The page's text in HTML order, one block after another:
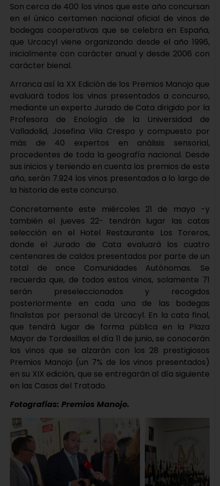
Son cerca de 400 los vinos que este año concursan
en el único certamen nacional oficial de vinos de
bodegas cooperativas que se celebra en España,
que Urcacyl viene organizando desde el año 1996,
inicialmente con carácter anual y desde 2006 con
carácter bienal.
Arranca así la XX Edición de los Premios Manojo que
evaluará todos los vinos presentados a concurso,
mediante un experto Jurado de Cata dirigido por la
Profesora de Enología de la Universidad de
Valladolid, Josefina Vila Crespo y compuesto por
más de 40 expertos en análisis sensorial,
procedentes de toda la geografía nacional. Desde
sus inicios y teniendo en cuenta los premios de este
año, serán 7.924 los vinos presentados a lo largo de
la historia de este concurso.
Concretamente este miércoles 21 de mayo -y
también el jueves 22- tendrán lugar las catas
selección en el Hotel Restaurante Los Toreros,
donde el Jurado de Cata evaluará los cuatro
centenares de caldos presentados por parte de un
total de once Comunidades Autónomas. Se
recuerda que, de todos estos vinos, solamente 71
serán preseleccionados y recogidos
posteriormente en cada una de las bodegas
finalistas por personal de Urcacyl. En la cata final,
que tendrá lugar de forma pública en la Plaza
Mayor de Tordesillas el día 11 de junio, se conocerán
los vinos que se alzarán con los 28 prestigiosos
Premios Manojo (un 7% de los vinos presentados)
en su XIX edición, que se entregarán al día siguiente
en las Casas del Tratado.
Fotografías: Premios Manojo.